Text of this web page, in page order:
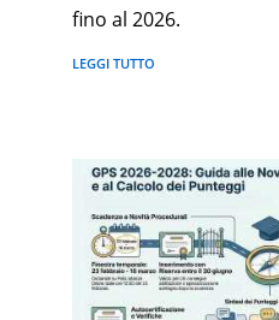
fino al 2026.
LEGGI TUTTO